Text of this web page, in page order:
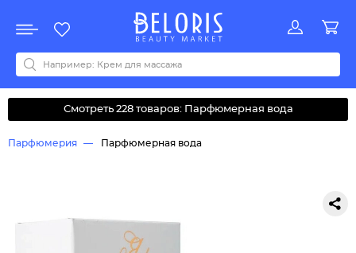
Акции
Все бренды
0-9ABCDEFGHIJKLMNOPQRSTUVWYZАБВДЗИМОКЛНПРСТУФ
Смотреть 228 товаров: Парфюмерная вода
Парфюмерия Парфюмерная вода